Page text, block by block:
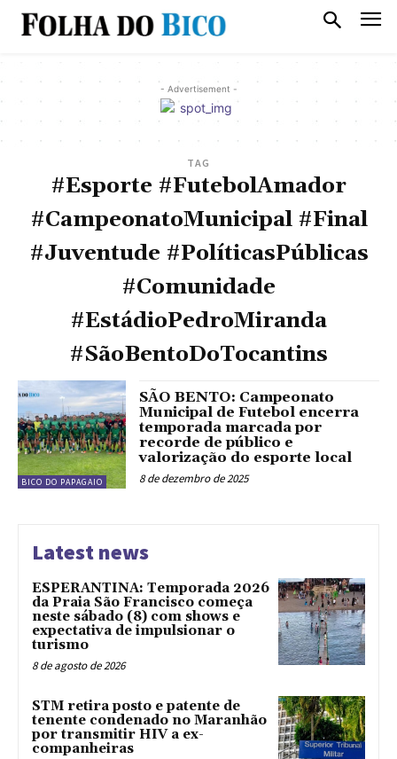
- Advertisement -
TAG
#Esporte #FutebolAmador
#CampeonatoMunicipal #Final
#Juventude #PolíticasPúblicas
#Comunidade
#EstádioPedroMiranda
#SãoBentoDoTocantins
BICO DO PAPAGAIO
SÃO BENTO: Campeonato
Municipal de Futebol encerra
temporada marcada por
recorde de público e
valorização do esporte local
8 de dezembro de 2025
Latest news
ESPERANTINA: Temporada 2026
da Praia São Francisco começa
neste sábado (8) com shows e
expectativa de impulsionar o
turismo
8 de agosto de 2026
STM retira posto e patente de
tenente condenado no Maranhão
por transmitir HIV a ex-
companheiras